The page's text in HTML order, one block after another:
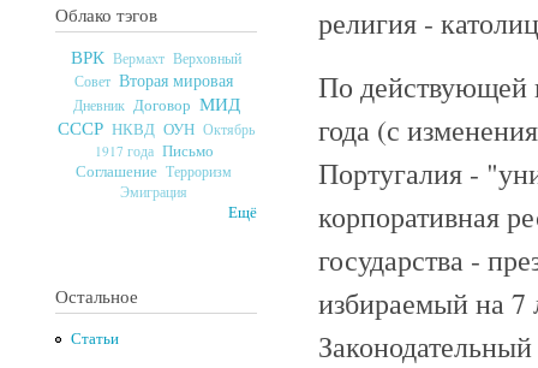
Облако тэгов
ВРК Вермахт Верховный
Совет Вторая мировая
Дневник Договор МИД
СССР НКВД ОУН Октябрь
1917 года Письмо
Соглашение Терроризм
Эмиграция
Ещё
Остальное
Статьи
религия -
По действующей
года (с
Португалия -
корпоративная
государства -
избираемый на 7